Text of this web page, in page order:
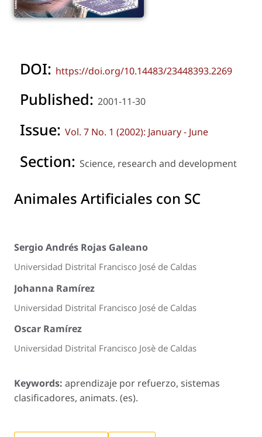
DOI: https://doi.org/10.14483/23448393.2269
Published: 2001-11-30
Issue: Vol. 7 No. 1 (2002): January - June
Section: Science, research and development
Animales Artificiales con SC
Sergio Andrés Rojas Galeano
Universidad Distrital Francisco José de Caldas
Johanna Ramírez
Universidad Distrital Francisco José de Caldas
Oscar Ramírez
Universidad Distrital Francisco Josè de Caldas
Keywords: aprendizaje por refuerzo, sistemas
clasificadores, animats. (es).